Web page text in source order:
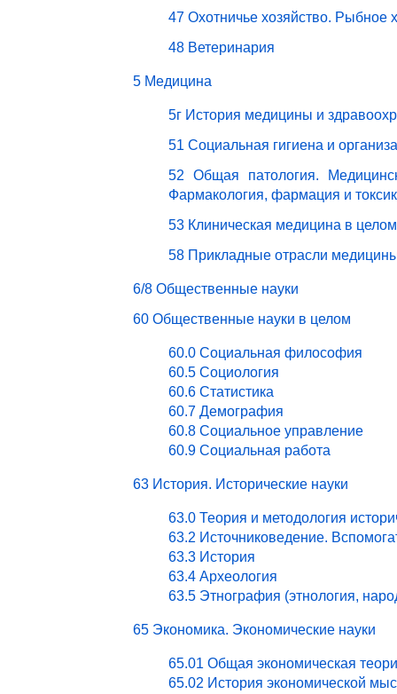
47 Охотничье хозяйство. Рыбное
48 Ветеринария
5 Медицина
5г История медицины и
51 Социальная гигиена и
52 Общая патология.
Фармакология, фармация и
53 Клиническая медицина в целом
58 Прикладные отрасли
6/8 Общественные науки
60 Общественные науки в целом
60.0 Социальная философия
60.5 Социология
60.6 Статистика
60.7 Демография
60.8 Социальное управление
60.9 Социальная работа
63 История. Исторические науки
63.0 Теория и методология
63.2 Источниковедение.
63.3 История
63.4 Археология
63.5 Этнография (этнология,
65 Экономика. Экономические науки
65.01 Общая экономическая
65.02 История экономической